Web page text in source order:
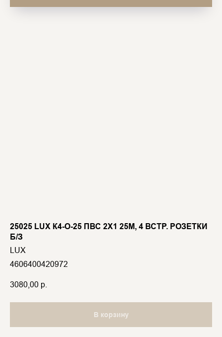
25025 LUX К4-О-25 ПВС 2X1 25М, 4 ВСТР. РОЗЕТКИ
Б/З
LUX
4606400420972
3080,00 р.
В корзину